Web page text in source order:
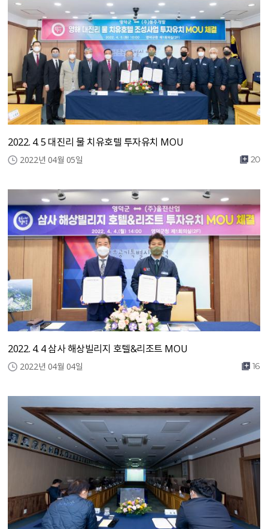
2022. 4. 5 대진리 물 치유호텔 투자유치 MOU
2022년 04월 05일 20
2022. 4. 4 삼사 해상빌리지 호텔&리조트 MOU
2022년 04월 04일 16